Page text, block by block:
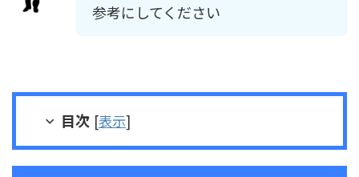
参考にしてください
目次 [表示]